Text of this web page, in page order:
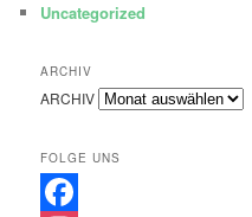
Uncategorized
ARCHIV
ARCHIV
FOLGE UNS